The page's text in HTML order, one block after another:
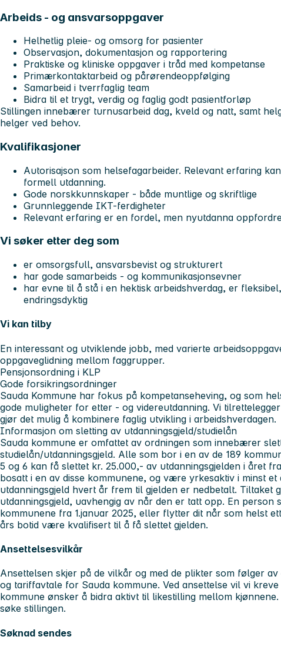
Arbeids - og ansvarsoppgaver
Helhetlig pleie- og omsorg for pasienter
Observasjon, dokumentasjon og rapportering
Praktiske og kliniske oppgaver i tråd med kompetanse
Primærkontaktarbeid og pårørendeoppfølging
Samarbeid i tverrfaglig team
Bidra til et trygt, verdig og faglig godt pasientforløp
Stillingen innebærer turnusarbeid dag, kveld og natt, samt
helger ved behov.
Kvalifikasjoner
Autorisajson som helsefagarbeider. Relevant erfaring
formell utdanning.
Gode norskkunnskaper - både muntlige og skriftlige
Grunnleggende IKT-ferdigheter
Relevant erfaring er en fordel, men nyutdanna
Vi søker etter deg som
er omsorgsfull, ansvarsbevist og strukturert
har gode samarbeids - og kommunikasjonsevner
har evne til å stå i en hektisk arbeidshverdag, er
endringsdyktig
Vi kan tilby
En interessant og utviklende jobb, med varierte
oppgaveglidning mellom faggrupper.
Pensjonsordning i KLP
Gode forsikringsordninger
Sauda Kommune har fokus på kompetanseheving, og som
gode muligheter for etter - og videreutdanning. Vi
gjør det mulig å kombinere faglig utvikling i arbeidshverdagen.
Informasjon om sletting av utdanningsgjeld/studielån
Sauda kommune er omfattet av ordningen som innebærer
studielån/utdanningsgjeld. Alle som bor i en av de 189
5 og 6 kan få slettet kr. 25.000,- av utdanningsgjelden i året
bosatt i en av disse kommunene, og være yrkesaktiv i minst
utdanningsgjeld hvert år frem til gjelden er nedbetalt. Tiltaket
utdanningsgjeld, uavhengig av når den er tatt opp. En person
kommunene fra 1.januar 2025, eller flytter dit når som helst
års botid være kvalifisert til å få slettet gjelden.
Ansettelsesvilkår
Ansettelsen skjer på de vilkår og med de plikter som følger
og tariffavtale for Sauda kommune. Ved ansettelse vil vi
kommune ønsker å bidra aktivt til likestilling mellom
søke stillingen.
Søknad sendes